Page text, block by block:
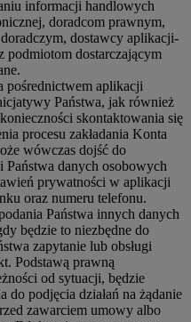
informacji handlowych
doradcom prawnym,
dostawcy aplikacji-
podmiotom dostarczającym
pośrednictwem aplikacji
Państwa, jak również
skontaktowania się
procesu zakładania Konta
wówczas dojść do
danych osobowych
prywatności w aplikacji
oraz numeru telefonu.
Państwa innych danych
będzie to niezbędne do
zapytanie lub obsługi
Podstawą prawną
od sytuacji, będzie
do podjęcia działań na żądanie
zawarciem umowy albo